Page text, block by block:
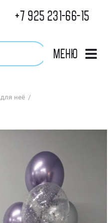
+7 925 231-66-15
Меню
для неё